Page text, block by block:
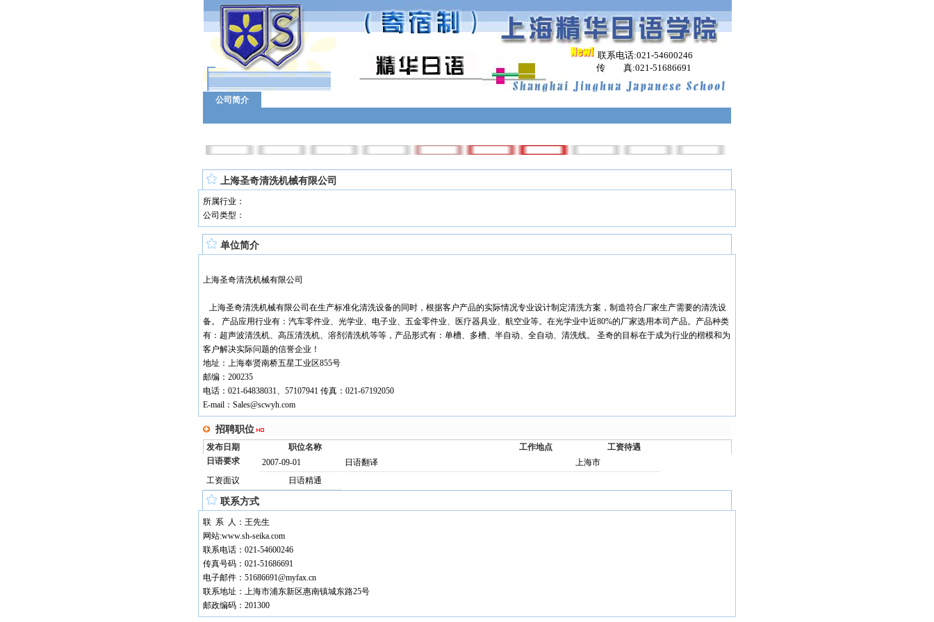
联系电话:021-54600246
传 真:021-51686691
公司简介
上海圣奇清洗机械有限公司
所属行业：
公司类型：
单位简介
上海圣奇清洗机械有限公司
上海圣奇清洗机械有限公司在生产标准化清洗设备的同时，根据客户产品的实际情况专业设计制定清洗方案，制造符合厂家生产需要的清洗设
备。 产品应用行业有：汽车零件业、光学业、电子业、五金零件业、医疗器具业、航空业等。在光学业中近80%的厂家选用本司产品。产品种类
有：超声波清洗机、高压清洗机、溶剂清洗机等等，产品形式有：单槽、多槽、半自动、全自动、清洗线。 圣奇的目标在于成为行业的楷模和为
客户解决实际问题的信誉企业！
地址：上海奉贤南桥五星工业区855号
邮编：200235
电话：021-64838031、57107941 传真：021-67192050
E-mail：Sales@scwyh.com
招聘职位
发布日期 职位名称 工作地点
工资待遇
日语要求
2007-09-01 日语翻译
上海市
工资面议
日语精通
联系方式
联 系 人：王先生
网站:www.sh-seika.com
联系电话：021-54600246
传真号码：021-51686691
电子邮件：51686691@myfax.cn
联系地址：上海市浦东新区惠南镇城东路25号
邮政编码：201300